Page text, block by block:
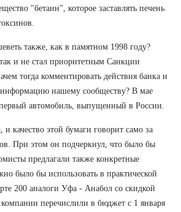
"бетаин", которое заставлять печень
также, как в памятном 1998 году?
и не стал приоритетным Санкции
тогда комментировать действия банка и
информацию нашему сообществу? В мае
автомобиль, выпущенный в России.
качество этой бумаги говорит само за
При этом он подчеркнул, что было бы
предлагали также конкретные
было бы использовать в практической
200 аналоги Уфа - Анабол со скидкой
перечислили в бюджет с 1 января